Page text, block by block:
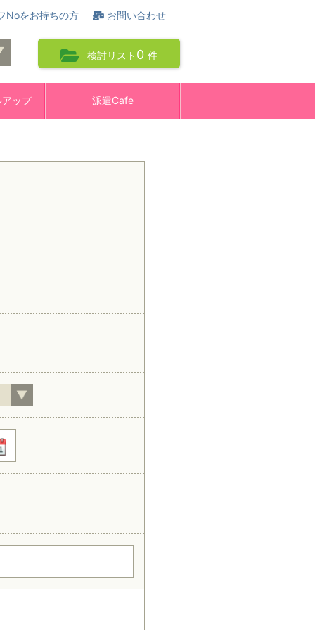
Noをお持ちの方 お問い合わせ
検討リスト 0件
ップ 派遣Cafe